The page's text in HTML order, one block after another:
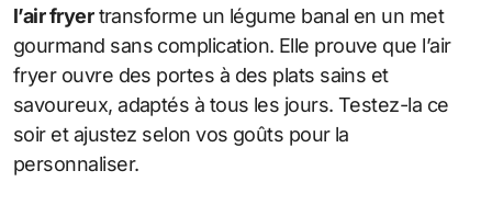
l’air fryertransforme un légume banal en un met
gourmand sans complication. Elle prouve que l’air
fryer ouvre des portes à des plats sains et
savoureux, adaptés à tous les jours. Testez-la ce
soir et ajustez selon vos goûts pour la
personnaliser.